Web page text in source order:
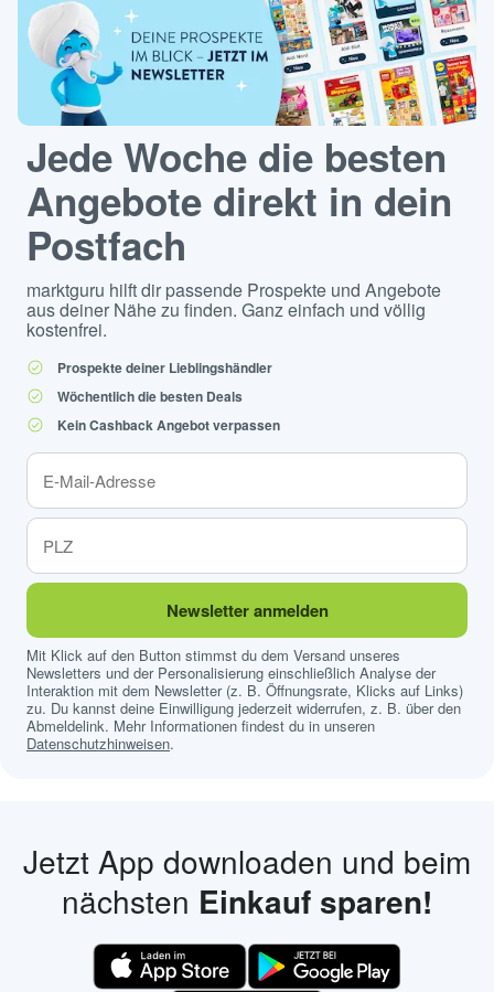
Jede Woche die besten
Angebote direkt in dein
Postfach
marktguru hilft dir passende Prospekte und Angebote
aus deiner Nähe zu finden. Ganz einfach und völlig
kostenfrei.
Prospekte deiner Lieblingshändler
Wöchentlich die besten Deals
Kein Cashback Angebot verpassen
Newsletter anmelden
Mit Klick auf den Button stimmst du dem Versand unseres
Newsletters und der Personalisierung einschließlich Analyse der
Interaktion mit dem Newsletter (z. B. Öffnungsrate, Klicks auf Links)
zu. Du kannst deine Einwilligung jederzeit widerrufen, z. B. über den
Abmeldelink. Mehr Informationen findest du in unseren
Datenschutzhinweisen.
Jetzt App downloaden und beim
nächsten Einkauf sparen!